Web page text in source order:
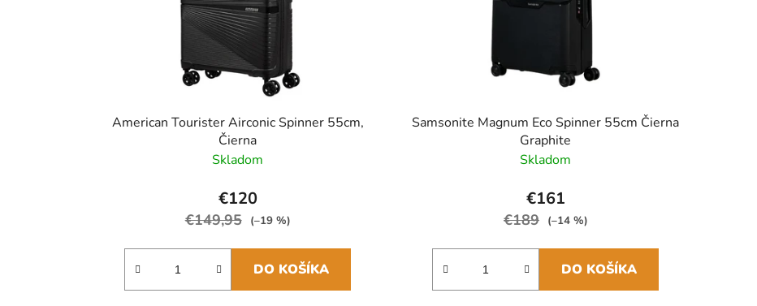
American Tourister Airconic Spinner 55cm,
Čierna
Skladom
€120
€149,95 (–19 %)
DO KOŠÍKA
Samsonite Magnum Eco Spinner 55cm Čierna
Graphite
Skladom
€161
€189 (–14 %)
DO KOŠÍKA